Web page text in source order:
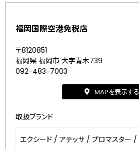
福岡国際空港免税店
〒8120851
福岡県 福岡市 大字青木739
092-483-7003
MAPを表示する
取扱ブランド
エクシード / アテッサ / プロマスター /